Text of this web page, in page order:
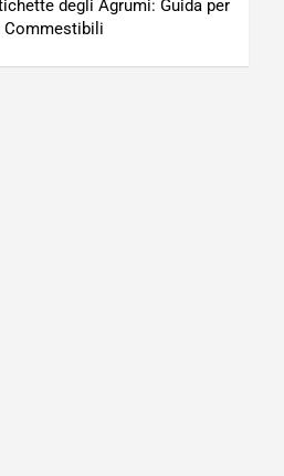
degli Agrumi: Guida per
Commestibili